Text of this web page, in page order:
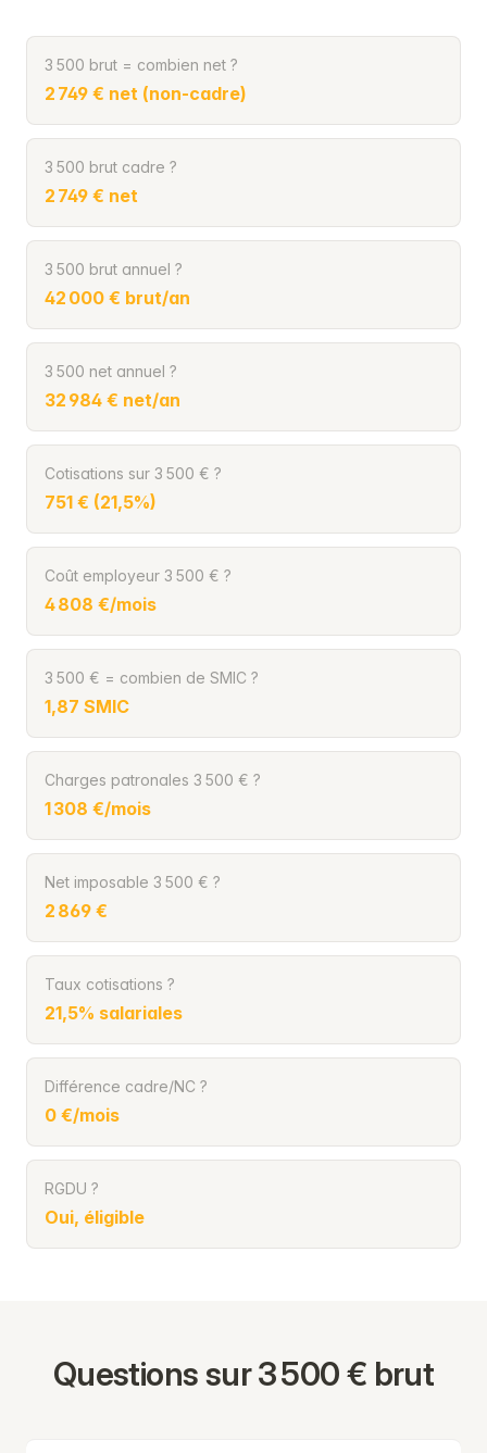
3 500 brut = combien net ?
2 749 € net (non-cadre)
3 500 brut cadre ?
2 749 € net
3 500 brut annuel ?
42 000 € brut/an
3 500 net annuel ?
32 984 € net/an
Cotisations sur 3 500 € ?
751 € (21,5%)
Coût employeur 3 500 € ?
4 808 €/mois
3 500 € = combien de SMIC ?
1,87 SMIC
Charges patronales 3 500 € ?
1 308 €/mois
Net imposable 3 500 € ?
2 869 €
Taux cotisations ?
21,5% salariales
Différence cadre/NC ?
0 €/mois
RGDU ?
Oui, éligible
Questions sur 3 500 € brut